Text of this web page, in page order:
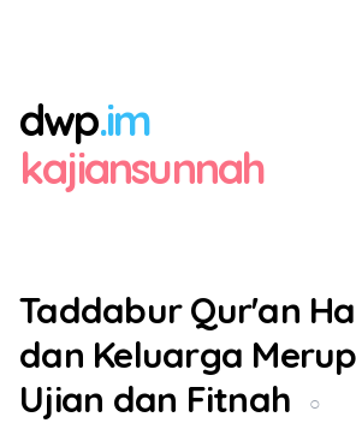
dwp.im
kajiansunnah
Taddabur Qur'an
dan Keluarga
Ujian dan Fitnah
○